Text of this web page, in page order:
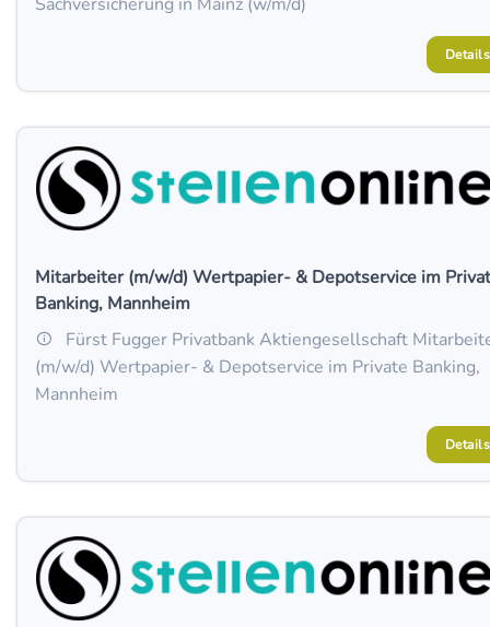
Details
Mitarbeiter (m/w/d) Wertpapier- & Depotservice im
Banking, Mannheim
Fürst Fugger Privatbank Aktiengesellschaft
(m/w/d) Wertpapier- & Depotservice im Private Banking,
Mannheim
Details